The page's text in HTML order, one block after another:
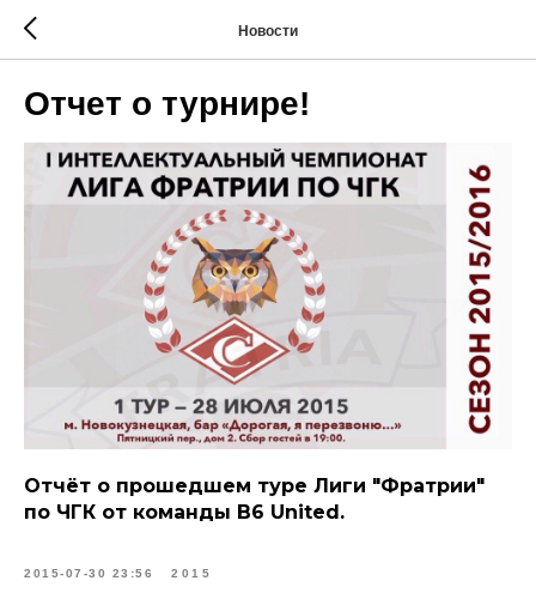
Новости
Отчет о турнире!
Отчёт о прошедшем туре Лиги "Фратрии"
по ЧГК от команды B6 United.
2015-07-30 23:56 2015